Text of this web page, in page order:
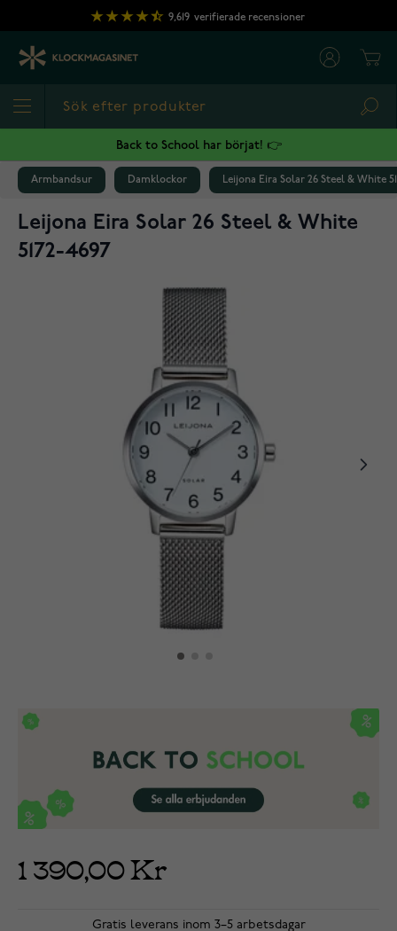
Hoppa till innehållet
9,619 verifierade recensioner
Back to School har börjat! 👉
Armbandsur Damklockor Leijona Eira Solar 26 Steel & White
Leijona Eira Solar 26 Steel & White
5172-4697
1 390,00 Kr
Gratis leverans inom 3–5 arbetsdagar